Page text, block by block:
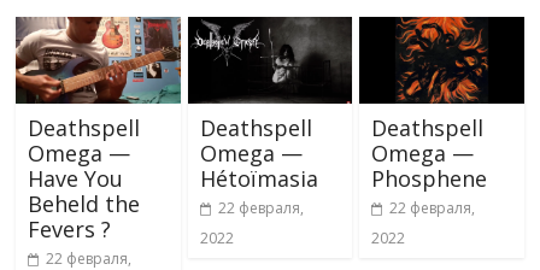
Deathspell
Omega —
Have You
Beheld the
Fevers ?
22 февраля,
Deathspell
Omega —
Hétoïmasia
22 февраля,
2022
Deathspell
Omega —
Phosphene
22 февраля,
2022